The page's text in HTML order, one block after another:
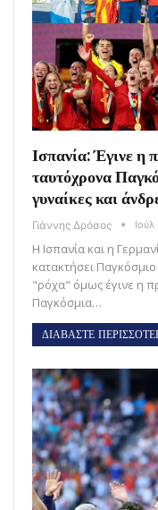
Ισπανία: Έγινε η
ταυτόχρονα
γυναίκες και
Γιάννης Δρόσος
Η Ισπανία και η
κατακτήσει
"ρόχα" όμως έγινε η
Παγκόσμια…
ΔΙΑΒΑΣΤΕ